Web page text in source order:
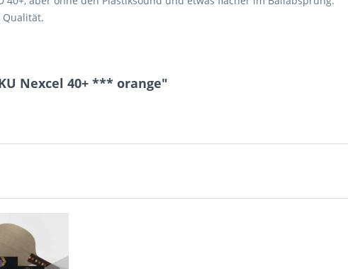
Qualität.
Nexcel 40+ *** orange"